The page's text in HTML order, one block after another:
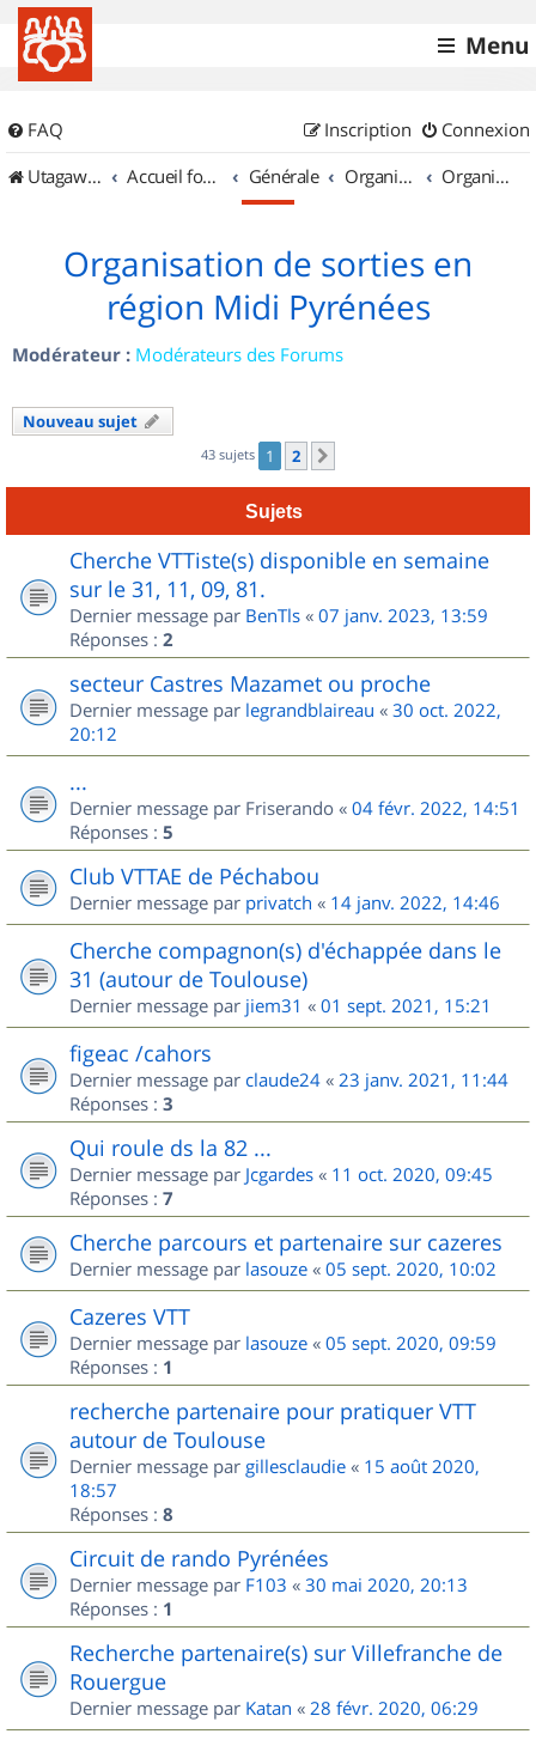
Menu
FAQ Connexion
Inscription
UtagawaVTT (Randos VTT et VTTAE avec traces GPS)
Accueil forum Générale Organisation de sorties & Recherche de partenaires Organisation de sorties en région Midi Pyrénées
Organisation de sorties en
région Midi Pyrénées
Modérateur : Modérateurs des Forums
Nouveau sujet
43 sujets 1 2
Sujets
Cherche VTTiste(s) disponible en semaine
sur le 31, 11, 09, 81.
Dernier message par BenTls « 07 janv. 2023, 13:59
Réponses : 2
secteur Castres Mazamet ou proche
Dernier message par legrandblaireau « 30 oct. 2022,
20:12
...
Dernier message par Friserando « 04 févr. 2022, 14:51
Réponses : 5
Club VTTAE de Péchabou
Dernier message par privatch « 14 janv. 2022, 14:46
Cherche compagnon(s) d'échappée dans le
31 (autour de Toulouse)
Dernier message par jiem31 « 01 sept. 2021, 15:21
figeac /cahors
Dernier message par claude24 « 23 janv. 2021, 11:44
Réponses : 3
Qui roule ds la 82 ...
Dernier message par Jcgardes « 11 oct. 2020, 09:45
Réponses : 7
Cherche parcours et partenaire sur cazeres
Dernier message par lasouze « 05 sept. 2020, 10:02
Cazeres VTT
Dernier message par lasouze « 05 sept. 2020, 09:59
Réponses : 1
recherche partenaire pour pratiquer VTT
autour de Toulouse
Dernier message par gillesclaudie « 15 août 2020,
18:57
Réponses : 8
Circuit de rando Pyrénées
Dernier message par F103 « 30 mai 2020, 20:13
Réponses : 1
Recherche partenaire(s) sur Villefranche de
Rouergue
Dernier message par Katan « 28 févr. 2020, 06:29